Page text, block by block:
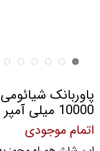
10000 میلی آمپر ساعت
اتمام موجودی